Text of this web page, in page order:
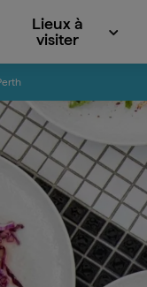
Lieux à
visiter